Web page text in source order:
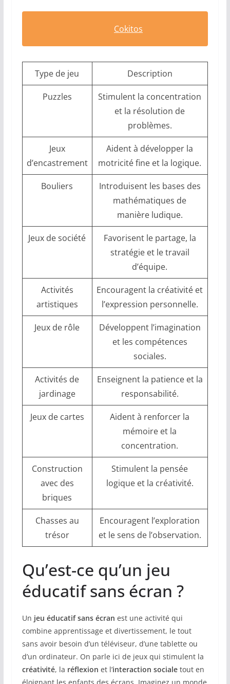
Cokitos
Type de jeu Description
Puzzles
Stimulent la concentration
et la résolution de
problèmes.
Jeux
d’encastrement
Aident à développer la
motricité fine et la logique.
Bouliers
Introduisent les bases des
mathématiques de
manière ludique.
Jeux de société
Favorisent le partage, la
stratégie et le travail
d’équipe.
Activités
artistiques
Encouragent la créativité et
l’expression personnelle.
Jeux de rôle
Développent l’imagination
et les compétences
sociales.
Activités de
jardinage
Enseignent la patience et la
responsabilité.
Jeux de cartes
Aident à renforcer la
mémoire et la
concentration.
Construction
avec des
briques
Stimulent la pensée
logique et la créativité.
Chasses au
trésor
Encouragent l’exploration
et le sens de l’observation.
Qu’est-ce qu’un jeu
éducatif sans écran ?
Un jeu éducatif sans écran est une activité qui
combine apprentissage et divertissement, le tout
sans avoir besoin d’un téléviseur, d’une tablette ou
d’un ordinateur. On parle ici de jeux qui stimulent la
créativité, la réflexion et l’interaction socialetout en
éloignant les enfants des écrans. Imaginez un monde